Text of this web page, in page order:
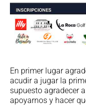
En primer lugar
acudir a jugar la
supuesto agradecer
apoyarnos y hacer